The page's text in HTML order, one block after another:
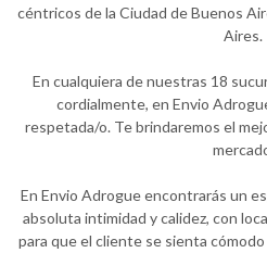
céntricos de la Ciudad de Buenos
Aires.
En cualquiera de nuestras 18
cordialmente, en Envio
respetada/o. Te brindaremos el
En Envio Adrogue encontrarás un
absoluta intimidad y calidez, con
para que el cliente se sienta